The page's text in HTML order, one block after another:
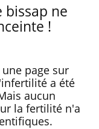
bissap ne
!
page sur
a été
aucun
la fertilité n'a